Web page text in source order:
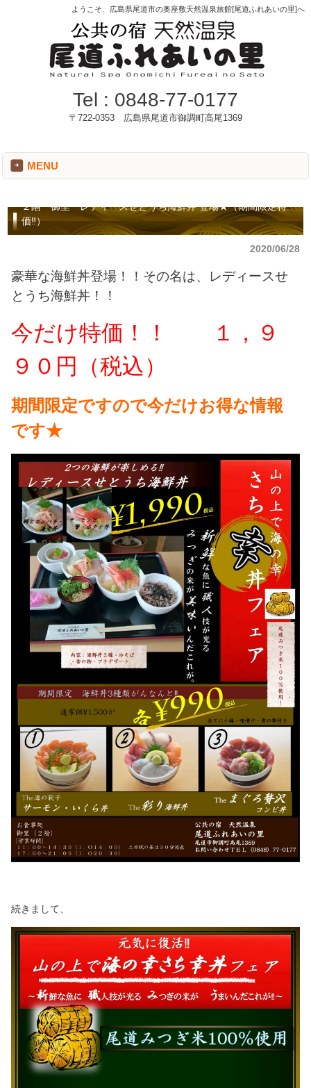
ようこそ、広島県尾道市の奥座敷天然温泉旅館[尾道ふれあいの里]へ
Tel : 0848-77-0177
〒722-0353 広島県尾道市御調町高尾1369
MENU
２階 御里 レディースせとうち海鮮丼 登場★（期間限定特
価‼）
2020/06/28
豪華な海鮮丼登場！！その名は、レディースせ
とうち海鮮丼！！
今だけ特価！！ １，９
９０円（税込）
期間限定ですので今だけお得な情報
です★
続きまして、